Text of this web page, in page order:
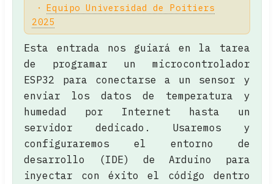
Equipo Universidad de Poitiers
2025
Esta entrada nos guiará en la tarea
de programar un microcontrolador
ESP32 para conectarse a un sensor y
enviar los datos de temperatura y
humedad por Internet hasta un
servidor dedicado. Usaremos y
configuraremos el entorno de
desarrollo (IDE) de Arduino para
inyectar con éxito el código dentro